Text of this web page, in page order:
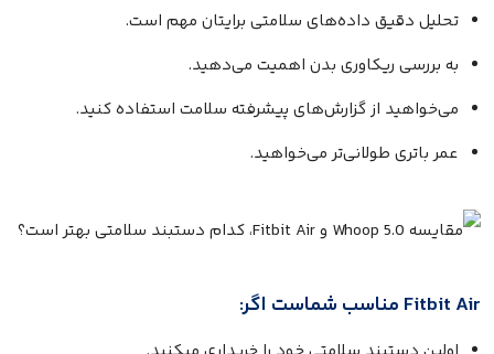
تحلیل دقیق داده‌های سلامتی برایتان مهم است.
به بررسی ریکاوری بدن اهمیت می‌دهید.
می‌خواهید از گزارش‌های پیشرفته سلامت استفاده کنید.
عمر باتری طولانی‌تر می‌خواهید.
Fitbit Air مناسب شماست اگر: